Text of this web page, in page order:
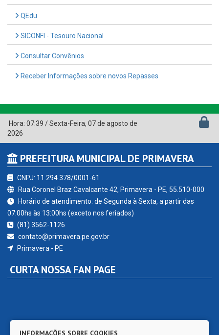
QEdu
SICONFI - Tesouro Nacional
Consultar Convênios
Receber Informações sobre novos Repasses
Hora: 07:39 /Sexta-Feira, 07 de agosto de
2026
PREFEITURA MUNICIPAL DE PRIMAVERA
CNPJ: 11.294.378/0001-61
Rua Coronel Braz Cavalcante 42, Primavera - PE, 55.510-000
Horário de atendimento: de Segunda à Sexta, a partir das
07:00hs às 13:00hs (exceto nos feriados)
(81) 3562-1126
contato@primavera.pe.gov.br
Primavera - PE
CURTA NOSSA FAN PAGE
INFORMAÇÕES SOBRE COOKIES